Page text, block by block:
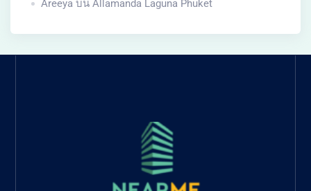
Areeya บน Allamanda Laguna Phuket